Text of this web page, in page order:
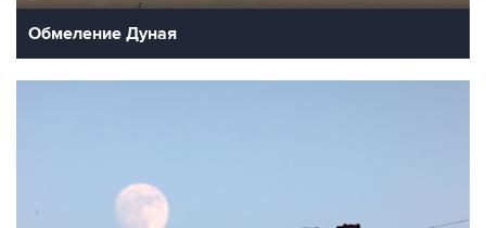
Обмеление Дуная